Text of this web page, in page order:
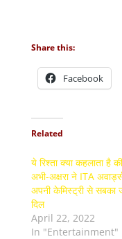
Share this:
Facebook
Related
ये रिश्ता क्या कहलाता है
अभी-अक्षरा ने ITA
अपनी केमिस्ट्री से सबका
दिल
April 22, 2022
In "Entertainment"